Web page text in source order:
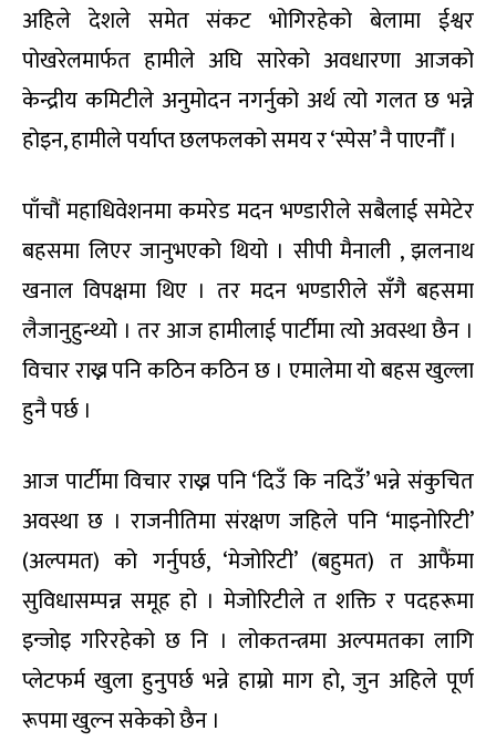
अहिले देशले समेत संकट भोगिरहेको बेलामा ईश्वर
पोखरेलमार्फत हामीले अघि सारेको अवधारणा आजको
केन्द्रीय कमिटीले अनुमोदन नगर्नुको अर्थ त्यो गलत छ भन्ने
होइन, हामीले पर्याप्त छलफलको समय र ‘स्पेस’ नै पाएनौँ ।
पाँचौं महाधिवेशनमा कमरेड मदन भण्डारीले सबैलाई समेटेर
बहसमा लिएर जानुभएको थियो । सीपी मैनाली , झलनाथ
खनाल विपक्षमा थिए । तर मदन भण्डारीले सँगै बहसमा
लैजानुहुन्थ्यो । तर आज हामीलाई पार्टीमा त्यो अवस्था छैन ।
विचार राख्न पनि कठिन कठिन छ । एमालेमा यो बहस खुल्ला
हुनै पर्छ ।
आज पार्टीमा विचार राख्न पनि ‘दिउँ कि नदिउँ’ भन्ने संकुचित
अवस्था छ । राजनीतिमा संरक्षण जहिले पनि ‘माइनोरिटी’
(अल्पमत) को गर्नुपर्छ, ‘मेजोरिटी’ (बहुमत) त आफैंमा
सुविधासम्पन्न समूह हो । मेजोरिटीले त शक्ति र पदहरूमा
इन्जोइ गरिरहेको छ नि । लोकतन्त्रमा अल्पमतका लागि
प्लेटफर्म खुला हुनुपर्छ भन्ने हाम्रो माग हो, जुन अहिले पूर्ण
रूपमा खुल्न सकेको छैन ।